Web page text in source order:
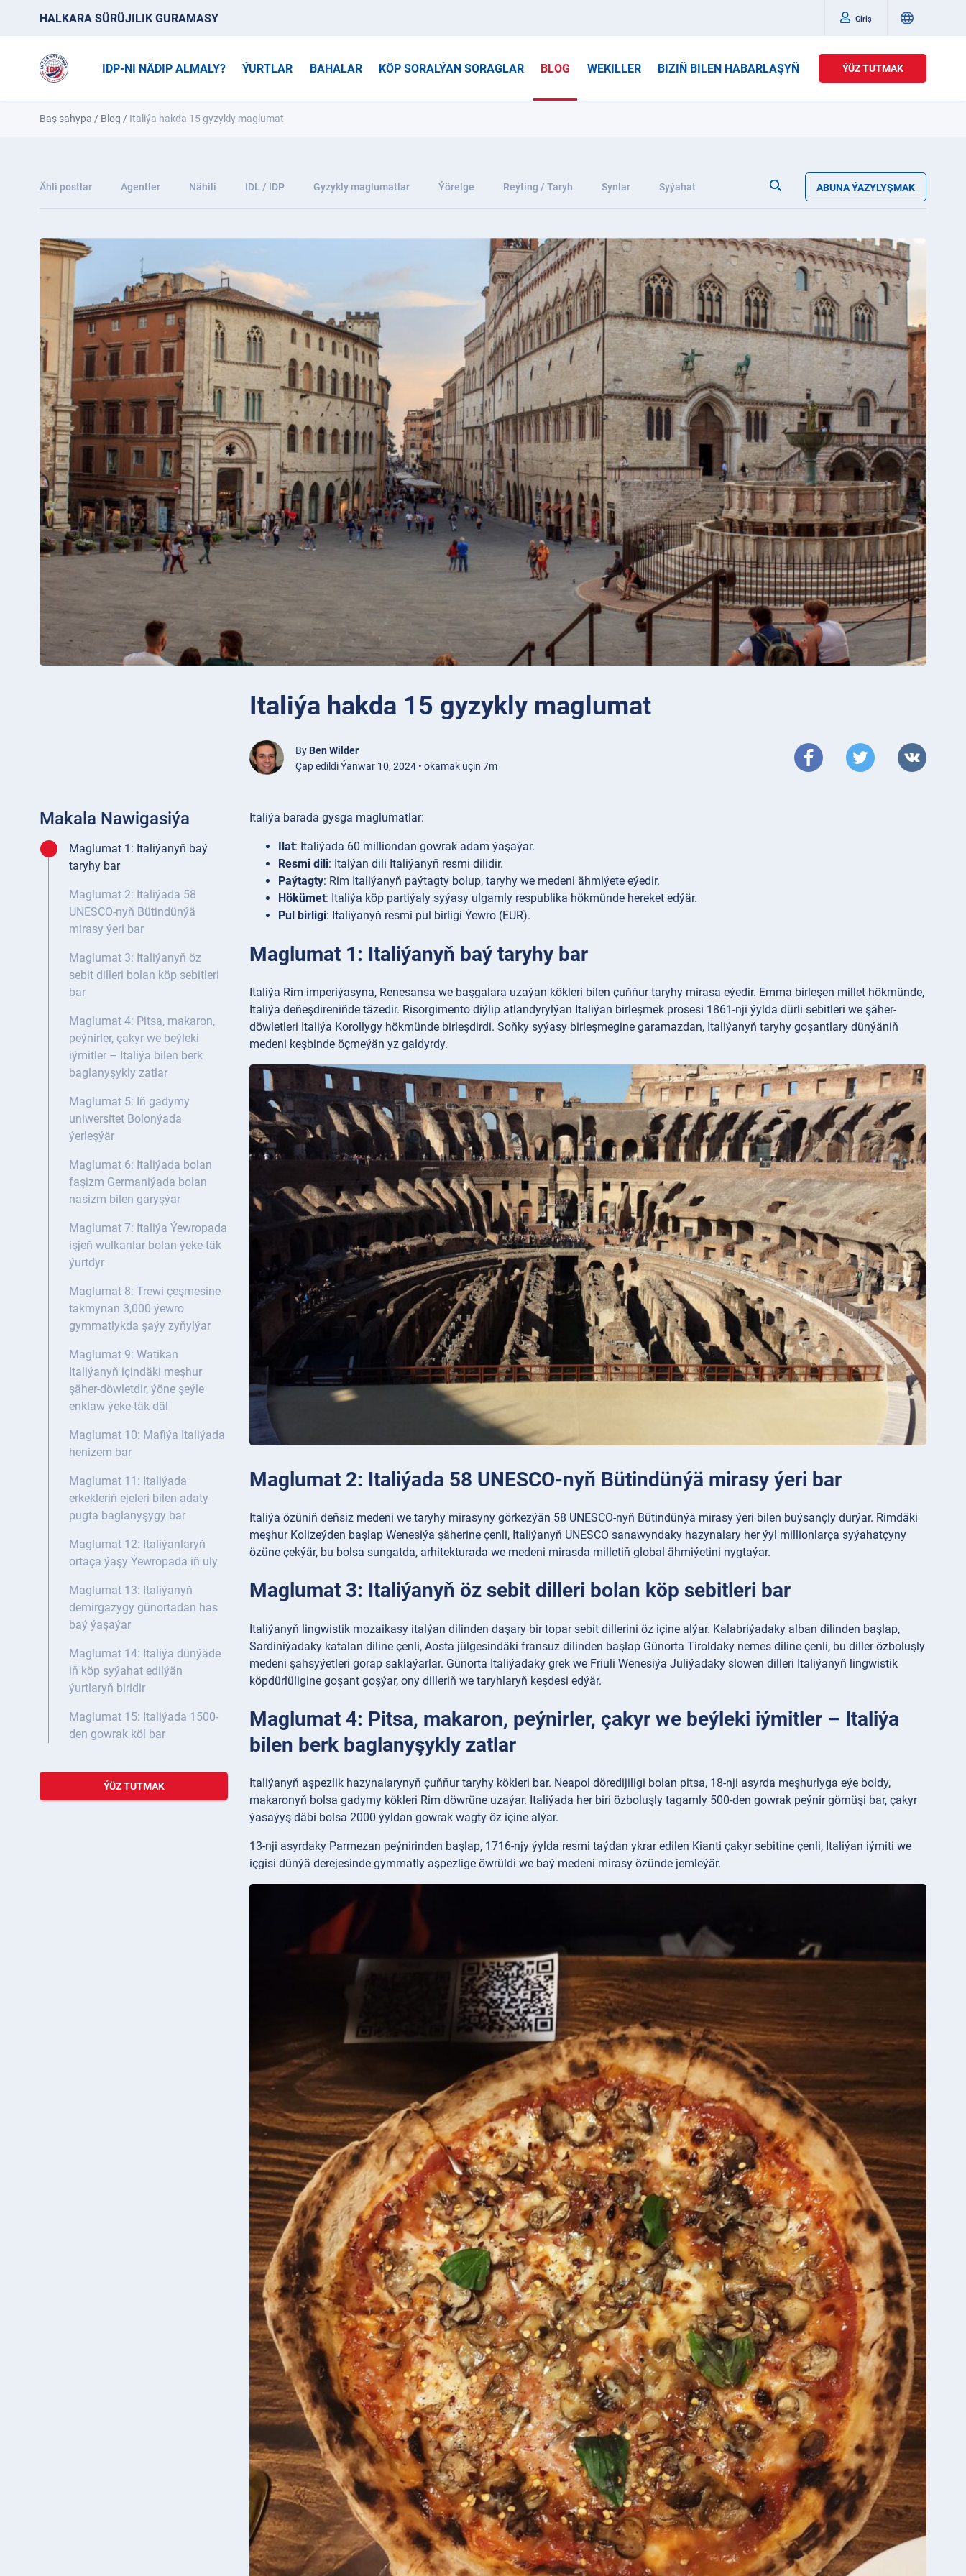
HALKARA SÜRÜJILIK GURAMASY Giriş
IDP-NI NÄDIP ALMALY? ÝURTLAR BAHALAR KÖP SORALÝAN SORAGLAR BLOG WEKILLER BIZIŇ BILEN HABARLAŞYŇ ÝÜZ TUTMAK
Baş sahypa / Blog / Italiýa hakda 15 gyzykly maglumat
Ähli postlar Agentler Nähili IDL / IDP Gyzykly maglumatlar Ýörelge Reýting / Taryh Synlar Syýahat ABUNA ÝAZYLYŞMAK
Italiýa hakda 15 gyzykly maglumat
By Ben Wilder
Çap edildi Ýanwar 10, 2024 • okamak üçin 7m
Makala Nawigasiýa
Maglumat 1: Italiýanyň baý
taryhy bar
Maglumat 2: Italiýada 58
UNESCO-nyň Bütindünýä
mirasy ýeri bar
Maglumat 3: Italiýanyň öz
sebit dilleri bolan köp sebitleri
bar
Maglumat 4: Pitsa, makaron,
peýnirler, çakyr we beýleki
iýmitler – Italiýa bilen berk
baglanyşykly zatlar
Maglumat 5: Iň gadymy
uniwersitet Bolonýada
ýerleşýär
Maglumat 6: Italiýada bolan
faşizm Germaniýada bolan
nasizm bilen garyşýar
Maglumat 7: Italiýa Ýewropada
işjeň wulkanlar bolan ýeke-täk
ýurtdyr
Maglumat 8: Trewi çeşmesine
takmynan 3,000 ýewro
gymmatlykda şaýy zyňylýar
Maglumat 9: Watikan
Italiýanyň içindäki meşhur
şäher-döwletdir, ýöne şeýle
enklaw ýeke-täk däl
Maglumat 10: Mafiýa Italiýada
henizem bar
Maglumat 11: Italiýada
erkekleriň ejeleri bilen adaty
pugta baglanyşygy bar
Maglumat 12: Italiýanlaryň
ortaça ýaşy Ýewropada iň uly
Maglumat 13: Italiýanyň
demirgazygy günortadan has
baý ýaşaýar
Maglumat 14: Italiýa dünýäde
iň köp syýahat edilýän
ýurtlaryň biridir
Maglumat 15: Italiýada 1500-
den gowrak köl bar
ÝÜZ TUTMAK
Italiýa barada gysga maglumatlar:
Ilat: Italiýada 60 milliondan gowrak adam ýaşaýar.
Resmi dili: Italýan dili Italiýanyň resmi dilidir.
Paýtagty: Rim Italiýanyň paýtagty bolup, taryhy we medeni ähmiýete eýedir.
Hökümet: Italiýa köp partiýaly syýasy ulgamly respublika hökmünde hereket edýär.
Pul birligi: Italiýanyň resmi pul birligi Ýewro (EUR).
Maglumat 1: Italiýanyň baý taryhy bar
Italiýa Rim imperiýasyna, Renesansa we başgalara uzaýan kökleri bilen çuňňur taryhy mirasa eýedir. Emma birleşen millet hökmünde,
Italiýa deňeşdireniňde täzedir. Risorgimento diýlip atlandyrylýan Italiýan birleşmek prosesi 1861-nji ýylda dürli sebitleri we şäher-
döwletleri Italiýa Korollygy hökmünde birleşdirdi. Soňky syýasy birleşmegine garamazdan, Italiýanyň taryhy goşantlary dünýäniň
medeni keşbinde öçmeýän yz galdyrdy.
Maglumat 2: Italiýada 58 UNESCO-nyň Bütindünýä mirasy ýeri bar
Italiýa özüniň deňsiz medeni we taryhy mirasyny görkezýän 58 UNESCO-nyň Bütindünýä mirasy ýeri bilen buýsançly durýar. Rimdäki
meşhur Kolizeýden başlap Wenesiýa şäherine çenli, Italiýanyň UNESCO sanawyndaky hazynalary her ýyl millionlarça syýahatçyny
özüne çekýär, bu bolsa sungatda, arhitekturada we medeni mirasda milletiň global ähmiýetini nygtaýar.
Maglumat 3: Italiýanyň öz sebit dilleri bolan köp sebitleri bar
Italiýanyň lingwistik mozaikasy italýan dilinden daşary bir topar sebit dillerini öz içine alýar. Kalabriýadaky alban dilinden başlap,
Sardiniýadaky katalan diline çenli, Aosta jülgesindäki fransuz dilinden başlap Günorta Tiroldaky nemes diline çenli, bu diller özboluşly
medeni şahsyýetleri gorap saklaýarlar. Günorta Italiýadaky grek we Friuli Wenesiýa Juliýadaky slowen dilleri Italiýanyň lingwistik
köpdürlüligine goşant goşýar, ony dilleriň we taryhlaryň keşdesi edýär.
Maglumat 4: Pitsa, makaron, peýnirler, çakyr we beýleki iýmitler – Italiýa
bilen berk baglanyşykly zatlar
Italiýanyň aşpezlik hazynalarynyň çuňňur taryhy kökleri bar. Neapol döredijiligi bolan pitsa, 18-nji asyrda meşhurlyga eýe boldy,
makaronyň bolsa gadymy kökleri Rim döwrüne uzaýar. Italiýada her biri özboluşly tagamly 500-den gowrak peýnir görnüşi bar, çakyr
ýasaýyş däbi bolsa 2000 ýyldan gowrak wagty öz içine alýar.
13-nji asyrdaky Parmezan peýnirinden başlap, 1716-njy ýylda resmi taýdan ykrar edilen Kianti çakyr sebitine çenli, Italiýan iýmiti we
içgisi dünýä derejesinde gymmatly aşpezlige öwrüldi we baý medeni mirasy özünde jemleýär.